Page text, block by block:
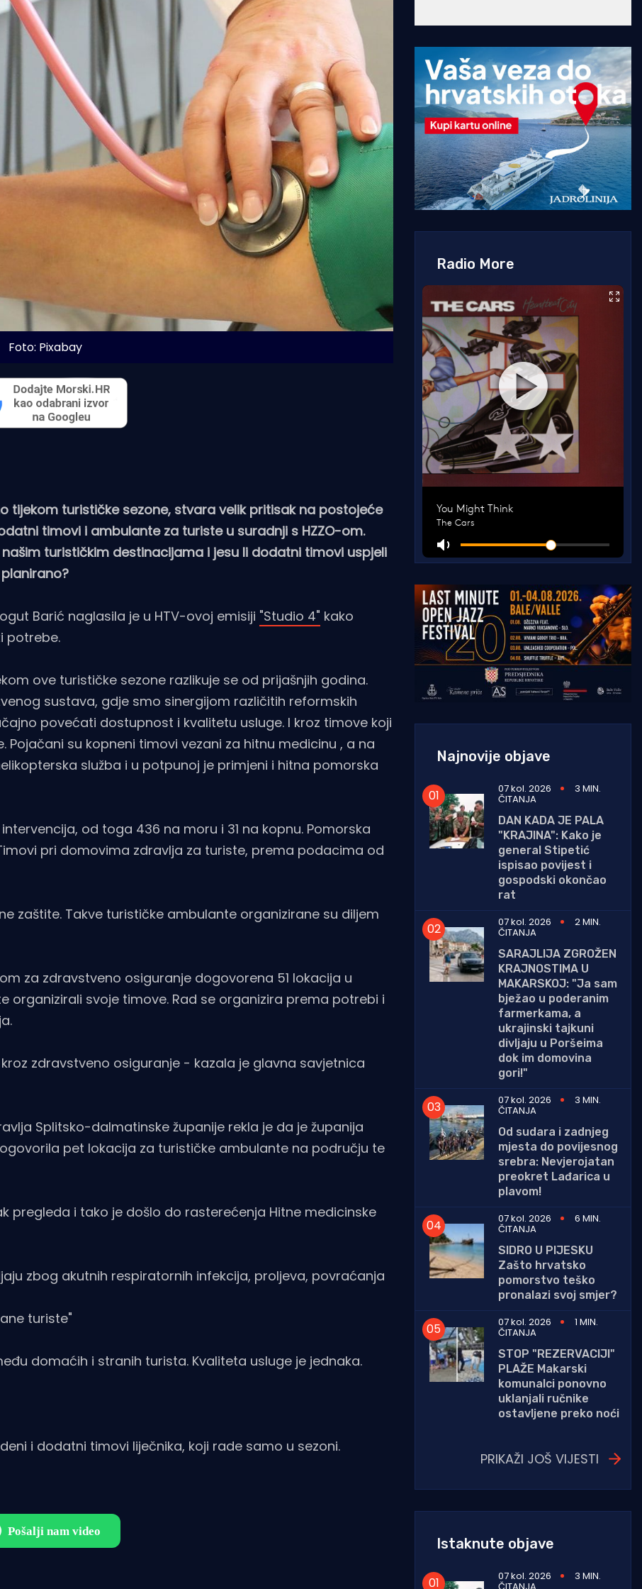
Foto: Pixabay
tijekom turističke sezone, stvara velik pritisak na postojeće
timovi i ambulante za turiste u suradnji s HZZO-om.
turističkim destinacijama i jesu li dodatni timovi uspjeli
Barić naglasila je u HTV-ovoj emisiji "Studio 4" kako
potrebe.
ove turističke sezone razlikuje se od prijašnjih godina.
sustava, gdje smo sinergijom različitih reformskih
povećati dostupnost i kvalitetu usluge. I kroz timove koji
su kopneni timovi vezani za hitnu medicinu , a na
služba i u potpunoj je primjeni i hitna pomorska
od toga 436 na moru i 31 na kopnu. Pomorska
pri domovima zdravlja za turiste, prema podacima od
zaštite. Takve turističke ambulante organizirane su diljem
za zdravstveno osiguranje dogovorena 51 lokacija u
organizirali svoje timove. Rad se organizira prema potrebi i
zdravstveno osiguranje - kazala je glavna savjetnica
Splitsko-dalmatinske županije rekla je da je županija
pet lokacija za turističke ambulante na području te
pregleda i tako je došlo do rasterećenja Hitne medicinske
zbog akutnih respiratornih infekcija, proljeva, povraćanja
turiste"
domaćih i stranih turista. Kvaliteta usluge je jednaka.
i dodatni timovi liječnika, koji rade samo u sezoni.
Radio More
Najnovije objave
07 kol. 2026 3 MIN.
ČITANJA
DAN KADA JE PALA
"KRAJINA": Kako je
general Stipetić
ispisao povijest i
gospodski okončao
rat
07 kol. 2026
2 MIN.
ČITANJA
SARAJLIJA ZGROŽEN
KRAJNOSTIMA U
MAKARSKOJ: "Ja sam
bježao u poderanim
farmerkama, a
ukrajinski tajkuni
divljaju u Poršeima
dok im domovina
gori!"
07 kol. 2026
3 MIN.
ČITANJA
Od sudara i zadnjeg
mjesta do povijesnog
srebra: Nevjerojatan
preokret Lađarica u
plavom!
07 kol. 2026
6 MIN.
ČITANJA
SIDRO U PIJESKU
Zašto hrvatsko
pomorstvo teško
pronalazi svoj smjer?
07 kol. 2026
1 MIN.
ČITANJA
STOP "REZERVACIJI"
PLAŽE Makarski
komunalci ponovno
uklanjali ručnike
ostavljene preko noći
PRIKAŽI JOŠ VIJESTI
Istaknute objave
07 kol. 2026 3 MIN.
ČITANJA